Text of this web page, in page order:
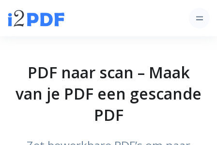
PDF naar scan – Maak
van je PDF een gescande
PDF